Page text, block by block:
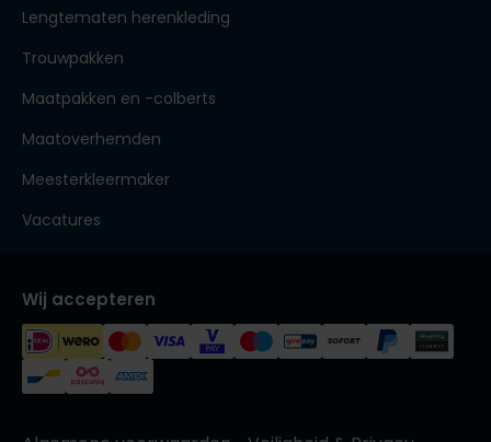
Lengtematen herenkleding
Trouwpakken
Maatpakken en -colberts
Maatoverhemden
Meesterkleermaker
Vacatures
Wij accepteren